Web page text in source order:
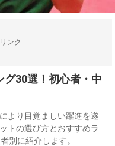
ンク
グ30選！初心者・中
より目覚ましい躍進を遂
トの選び方とおすすめラ
別に紹介します。